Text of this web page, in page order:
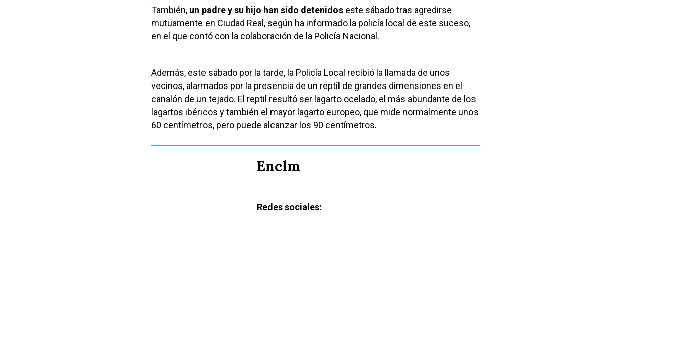
También, un padre y su hijo han sido detenidos este sábado tras agredirse
mutuamente en Ciudad Real, según ha informado la policía local de este suceso,
en el que contó con la colaboración de la Policía Nacional.
Además, este sábado por la tarde, la Policía Local recibió la llamada de unos
vecinos, alarmados por la presencia de un reptil de grandes dimensiones en el
canalón de un tejado. El reptil resultó ser lagarto ocelado, el más abundante de los
lagartos ibéricos y también el mayor lagarto europeo, que mide normalmente unos
60 centímetros, pero puede alcanzar los 90 centímetros.
Enclm
Redes sociales: